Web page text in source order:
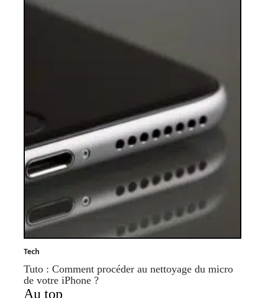
Tech
Tuto : Comment procéder au nettoyage du micro
de votre iPhone ?
Au top